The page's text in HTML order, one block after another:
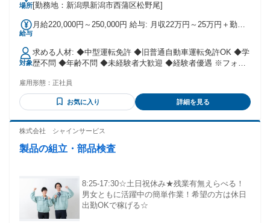
場所[勤務地：新潟県新潟市西蒲区松野尾]
給与
月給220,000円～250,000円 給与: 月収22万円～25万円＋勤続
の上決定いたします。 ・家族手当あり(配偶者5,000円、子
3,000円) ・1年ごとに勤続給あり(2年目から) ・昇給あり ・賞
与あり 年2回
対象
求める人材: ◆中型運転免許 ◆旧普通自動車運転免許OK ◆学
歴不問 ◆年齢不問 ◆未経験者大歓迎 ◆経験者優遇 ※フォー
雇用形態： 正社員
お気に入り 詳細を見る
株式会社 シャインサービス
製品の組立・部品検査
8:25-17:30☆土日祝休み★残業有無えらべる！
男女ともに活躍中の簡単作業！希望の方は休日
出勤OKで稼げる☆